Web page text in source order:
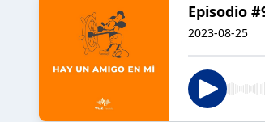
Episodio
2023-08-25